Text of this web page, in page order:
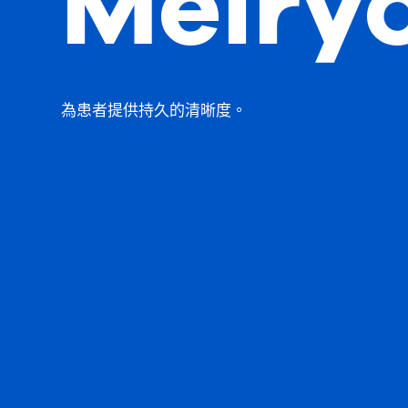
為患者提供持久的清晰度。